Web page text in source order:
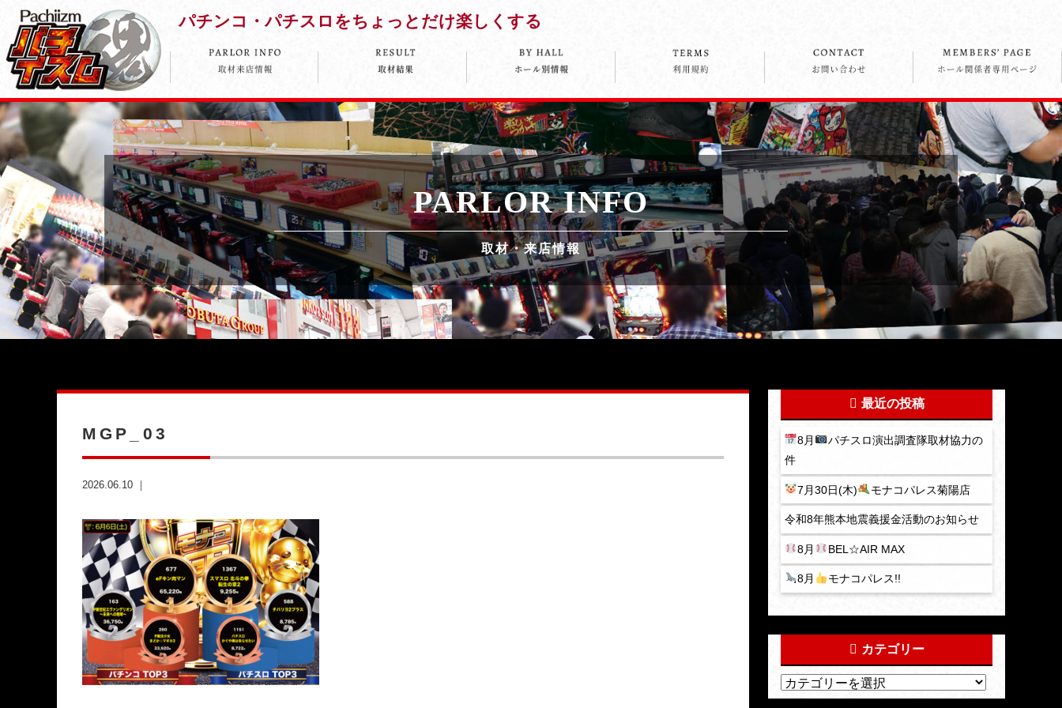
パチンコ・パチスロをちょっとだけ楽しくする
PARLOR INFO
取材・来店情報
MGP_03
2026.06.10 ｜
最近の投稿
8月
パチスロ演出調査隊取材協力の
件
7月30日(木) モナコパレス菊陽店
令和8年熊本地震義援金活動のお知らせ
8月 BEL☆AIR MAX
8月 モナコパレス!!
カテゴリー